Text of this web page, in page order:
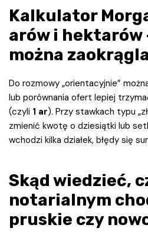
Kalkulator
arów i hektarów
można
Do rozmowy „orientacyjnie”
lub porównania ofert lepiej
(czyli 1 ar). Przy stawkach typu
zmienić kwotę o dziesiątki lub
wchodzi kilka działek, błędy się
Skąd wiedzieć,
notarialnym
pruskie czy